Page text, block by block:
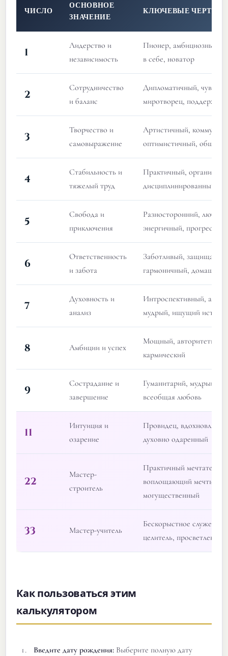
ЧИСЛО
ОСНОВНОЕ
ЗНАЧЕНИЕ
КЛЮЧЕВЫЕ ЧЕРТЫ
1
Лидерство и
независимость
Пионер, амбициозный,
в себе, новатор
2
Сотрудничество
и баланс
Дипломатичный,
миротворец,
3
Творчество и
самовыражение
Артистичный,
оптимистичный,
4
Стабильность и
тяжелый труд
Практичный,
дисциплинированный,
5
Свобода и
приключения
Разносторонний,
энергичный,
6
Ответственность
и забота
Заботливый,
гармоничный, домашний
7
Духовность и
анализ
Интроспективный,
мудрый, ищущий истину
8 Амбиции и успех
Мощный, авторитетный,
кармический
9
Сострадание и
завершение
Гуманитарий, мудрый,
всеобщая любовь
11
Интуиция и
озарение
Провидец,
духовно одаренный
22
Мастер-
строитель
Практичный мечтатель,
воплощающий мечты,
могущественный
33 Мастер-учитель
Бескорыстное
целитель, просветленный
Как пользоваться этим
калькулятором
Введите дату рождения: Выберите полную дату